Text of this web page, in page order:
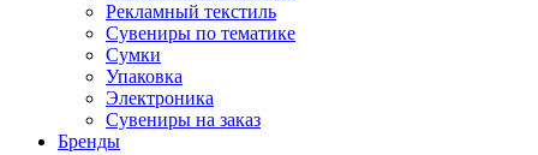
Рекламный текстиль
Сувениры по тематике
Сумки
Упаковка
Электроника
Сувениры на заказ
Бренды